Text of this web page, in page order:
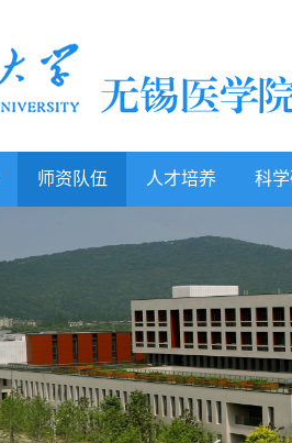
师资队伍 人才培养 科